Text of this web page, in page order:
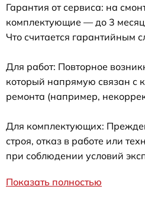
Гарантия от сервиса: на
комплектующие — до 3
Что считается гарантийным
Для работ: Повторное
который напрямую связан с
ремонта (например,
Для комплектующих:
строя, отказ в работе или
при соблюдении условий
Показать полностью